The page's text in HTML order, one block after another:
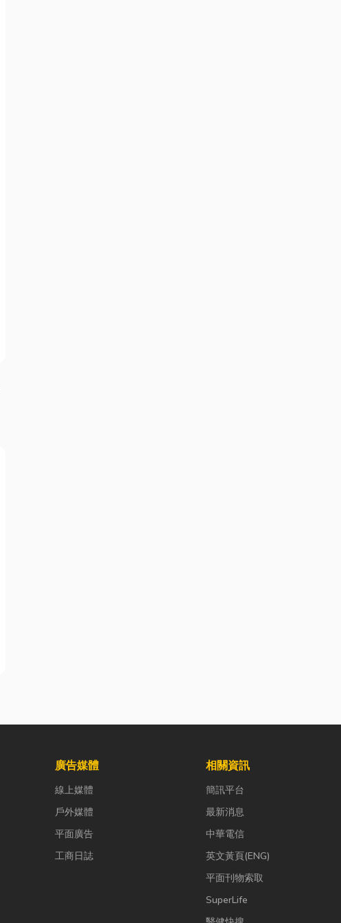
廣告媒體
線上媒體
戶外媒體
平面廣告
工商日誌
相關資訊
簡訊平台
最新消息
中華電信
英文黃頁(ENG)
平面刊物索取
SuperLife